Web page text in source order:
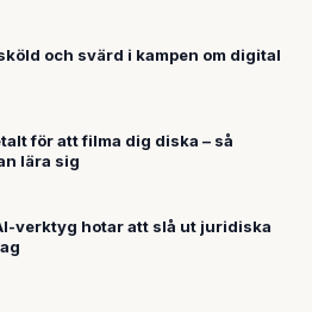
och svärd i kampen om digital
för att filma dig diska – så
lära sig
verktyg hotar att slå ut juridiska